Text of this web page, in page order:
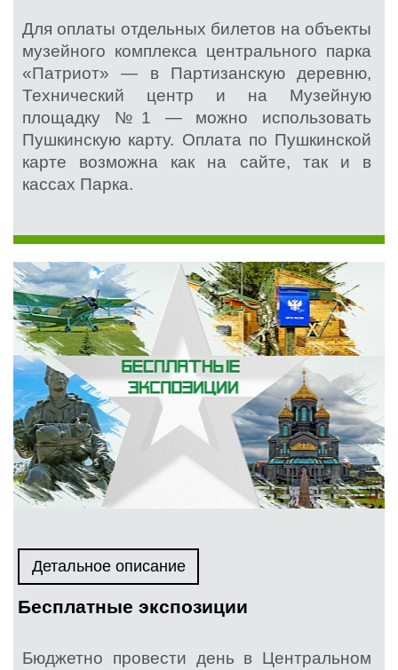
Для оплаты отдельных билетов на объекты
музейного комплекса центрального парка
«Патриот» — в Партизанскую деревню,
Технический центр и на Музейную
площадку №1 — можно использовать
Пушкинскую карту. Оплата по Пушкинской
карте возможна как на сайте, так и в
кассах Парка.
Детальное описание
Бесплатные экспозиции
Бюджетно провести день в Центральном